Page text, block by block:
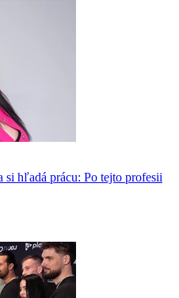
hľadá prácu: Po tejto profesii